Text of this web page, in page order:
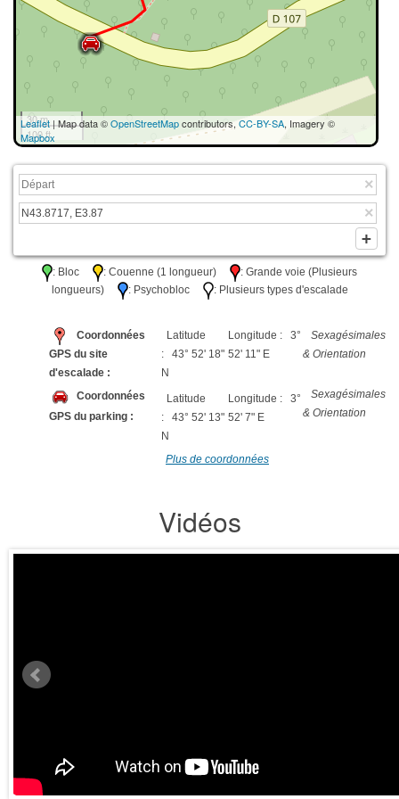
30 m
100 ft
Leaflet| Map data ©OpenStreetMapcontributors, CC-BY-SA, Imagery ©
Mapbox
: Bloc : Couenne (1 longueur)
: Grande voie (Plusieurs
longueurs)
: Psychobloc : Plusieurs types d'escalade
Coordonnées
GPS du site
d'escalade :
Latitude
: 43° 52' 18"
N
Longitude : 3°
52' 11" E
Sexagésimales
& Orientation
Coordonnées
GPS du parking :
Latitude
: 43° 52' 13"
N
Longitude : 3°
52' 7" E
Sexagésimales
& Orientation
Plus de coordonnées
Vidéos